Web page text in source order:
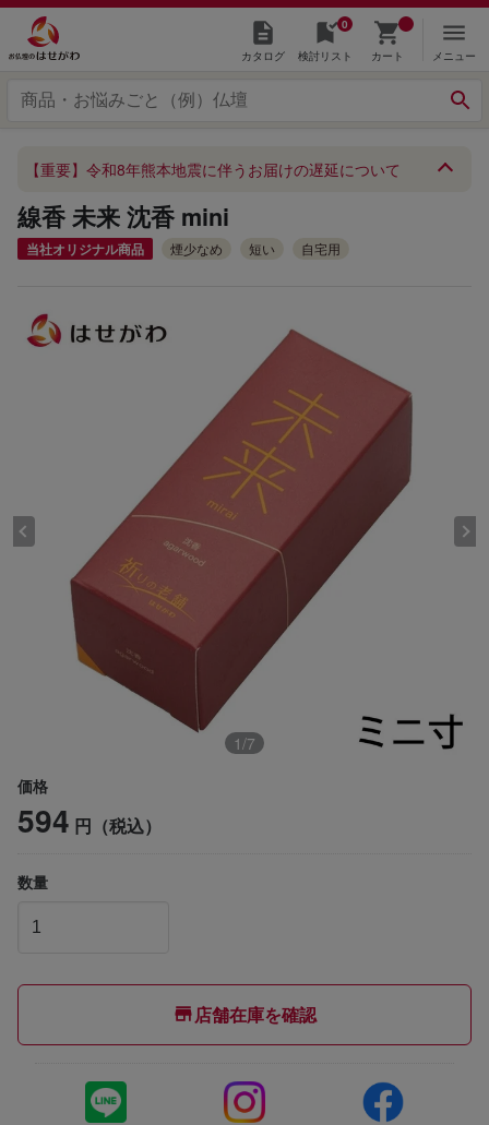
カタログ
0
検討リスト カート メニュー
【重要】令和8年熊本地震に伴うお届けの遅延について
線香 未来 沈香 mini
当社オリジナル商品 煙少なめ 短い 自宅用
1/7
価格
594 円（税込）
数量
店舗在庫を確認